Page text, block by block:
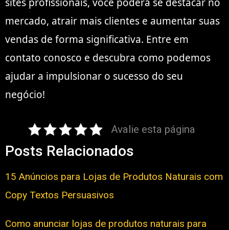
mercado, atrair mais clientes e aumentar suas
vendas de forma significativa. Entre em
contato conosco e descubra como podemos
ajudar a impulsionar o sucesso do seu
negócio!
Avalie esta página
Posts Relacionados
15 Anúncios para Lojas de Produtos Naturais com
Copy Textos Persuasivos
Como anunciar lojas de produtos naturais para